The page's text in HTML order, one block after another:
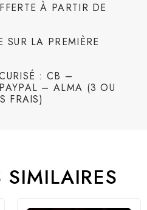
À PARTIR DE
SUR LA PREMIÈRE
: CB –
– ALMA (3 OU
FRAIS)
SIMILAIRES